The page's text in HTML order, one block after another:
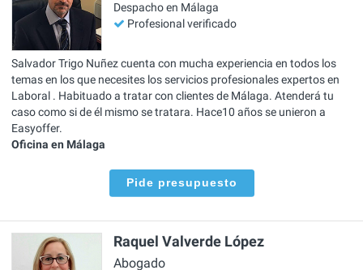
Despacho en Málaga
Profesional verificado
Salvador Trigo Nuñez cuenta con mucha experiencia en todos los
temas en los que necesites los servicios profesionales expertos en
Laboral . Habituado a tratar con clientes de Málaga. Atenderá tu
caso como si de él mismo se tratara. Hace10 años se unieron a
Easyoffer.
Oficina en Málaga
Pide presupuesto
Raquel Valverde López
Abogado